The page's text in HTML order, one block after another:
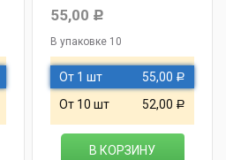
55,00 Р
В упаковке 10
От 1 шт 55,00 Р
От 10 шт 52,00 Р
В КОРЗИНУ